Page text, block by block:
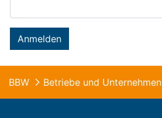
Anmelden
BBW Betriebe und Unternehmen